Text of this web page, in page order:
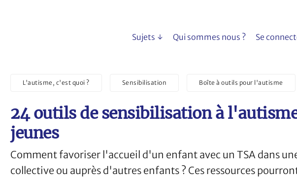
Sujets Qui sommes nous ? Se
L'autisme, c'est quoi ? Sensibilisation Boîte à outils pour l'autisme
24 outils de sensibilisation à
jeunes
Comment favoriser l'accueil d'un enfant avec un TSA dans
collective ou auprès d'autres enfants ? Ces ressources